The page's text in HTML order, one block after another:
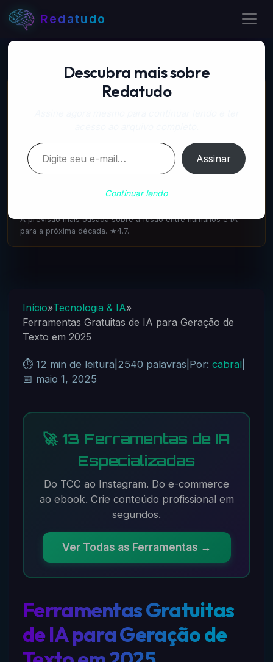
Redatudo
📚 LIVROS RECOMENDADOS
Escrito pelo cofundador do DeepMind: como a IA vai
transformar tudo. 1.100 avaliações ★4.6.
A Singularidade está mais Próxima — Ray Kurzweil
A previsão mais ousada sobre a fusão entre humanos e IA
para a próxima década. ★4.7.
Início»Tecnologia & IA»
Ferramentas Gratuitas de IA para Geração de
Texto em 2025
⏱️ 12 min de leitura 2540 palavras Por: cabral|
📅 maio 1, 2025
🚀 13 Ferramentas de IA
Especializadas
Do TCC ao Instagram. Do e-commerce
ao ebook. Crie conteúdo profissional em
segundos.
Ver Todas as Ferramentas →
Ferramentas Gratuitas
de IA para Geração de
Descubra mais sobre
Redatudo
Digite seu e-mail…
Assinar
Continuar lendo